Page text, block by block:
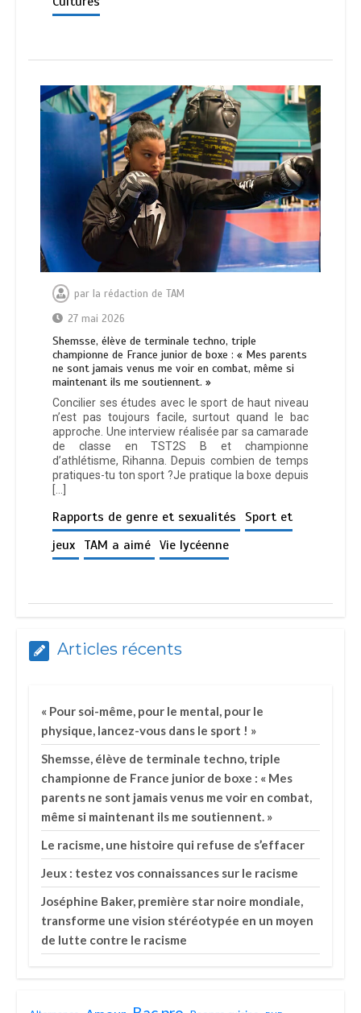
par la rédaction de TAM
27 mai 2026
Shemsse, élève de terminale techno, triple
championne de France junior de boxe : « Mes parents
ne sont jamais venus me voir en combat, même si
maintenant ils me soutiennent. »
Concilier ses études avec le sport de haut niveau
n’est pas toujours facile, surtout quand le bac
approche. Une interview réalisée par sa camarade
de classe en TST2S B et championne
d’athlétisme, Rihanna. Depuis combien de temps
pratiques-tu ton sport ?Je pratique la boxe depuis
[…]
Rapports de genre et sexualités
Sport et
jeux TAM a aimé Vie lycéenne
Articles récents
« Pour soi-même, pour le mental, pour le
physique, lancez-vous dans le sport ! »
Shemsse, élève de terminale techno, triple
championne de France junior de boxe : « Mes
parents ne sont jamais venus me voir en combat,
même si maintenant ils me soutiennent. »
Le racisme, une histoire qui refuse de s’effacer
Jeux : testez vos connaissances sur le racisme
Joséphine Baker, première star noire mondiale,
transforme une vision stéréotypée en un moyen
de lutte contre le racisme